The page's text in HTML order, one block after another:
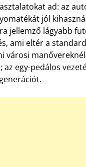
ad: az
jól
jellemző lágyabb
ami eltér a
városi
egy-pedálos